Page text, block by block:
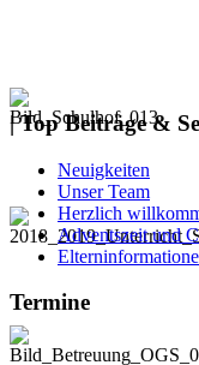
| Top Beiträge &
Neuigkeiten
Unser Team
Herzlich
Adventszeit und
Termine